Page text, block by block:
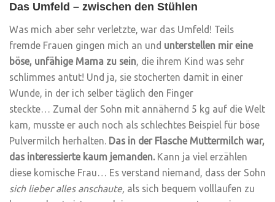
Das Umfeld – zwischen den Stühlen
Was mich aber sehr verletzte, war das Umfeld! Teils
fremde Frauen gingen mich an und unterstellen mir eine
böse, unfähige Mama zu sein , die ihrem Kind was sehr
schlimmes antut! Und ja, sie stocherten damit in einer
Wunde, in der ich selber täglich den Finger
steckte… Zumal der Sohn mit annähernd 5 kg auf die Welt
kam, musste er auch noch als schlechtes Beispiel für böse
Pulvermilch herhalten. Das in der Flasche Muttermilch war,
das interessierte kaum jemanden. Kann ja viel erzählen
diese komische Frau… Es verstand niemand, dass der Sohn
sich lieber alles anschaute, als sich bequem volllaufen zu